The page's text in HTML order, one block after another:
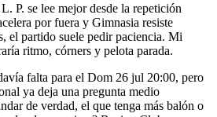
P. se lee mejor desde la repetición
por fuera y Gimnasia resiste
el partido suele pedir paciencia. Mi
ritmo, córners y pelota parada.
falta para el Dom 26 jul 20:00, pero
ya deja una pregunta medio
de verdad, el que tenga más balón o